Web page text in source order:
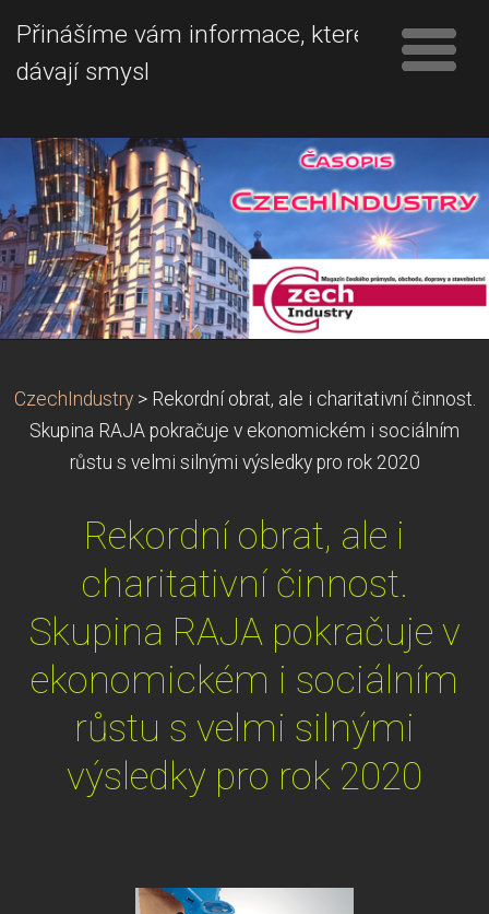
Přinášíme vám informace, které
dávají smysl
CzechIndustry > Rekordní obrat, ale i charitativní činnost.
Skupina RAJA pokračuje v ekonomickém i sociálním
růstu s velmi silnými výsledky pro rok 2020
Rekordní obrat, ale i
charitativní činnost.
Skupina RAJA pokračuje v
ekonomickém i sociálním
růstu s velmi silnými
výsledky pro rok 2020